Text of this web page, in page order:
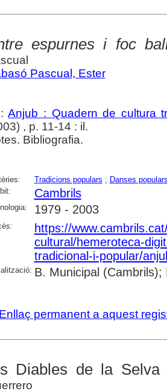
espurnes i foc
Pascual, Ester
Anjub : Quadern de cultura
, p. 11-14 : il.
Bibliografia.
Tradicions populars ; Danses
Cambrils
1979 - 2003
https://
cultural/hemeroteca-
tradicional-i-popular/
B. Municipal
Enllaç permanent a aquest
Diables de la Selva